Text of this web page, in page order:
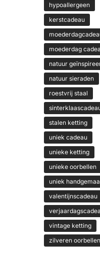
hypoallergeen
kerstcadeau
moederdag
natuur
natuur sieraden
roestvrij staal
stalen ketting
uniek cadeau
unieke ketting
unieke oorbellen
uniek
valentijnscadeau
vintage ketting
zilveren oorbellen